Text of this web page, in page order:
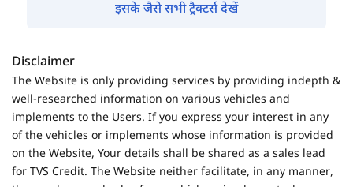
इसके जैसे सभी ट्रैक्टर्स देखें
Disclaimer
The Website is only providing services by providing indepth &
well-researched information on various vehicles and
implements to the Users. If you express your interest in any
of the vehicles or implements whose information is provided
on the Website, Your details shall be shared as a sales lead
for TVS Credit. The Website neither facilitate, in any manner,